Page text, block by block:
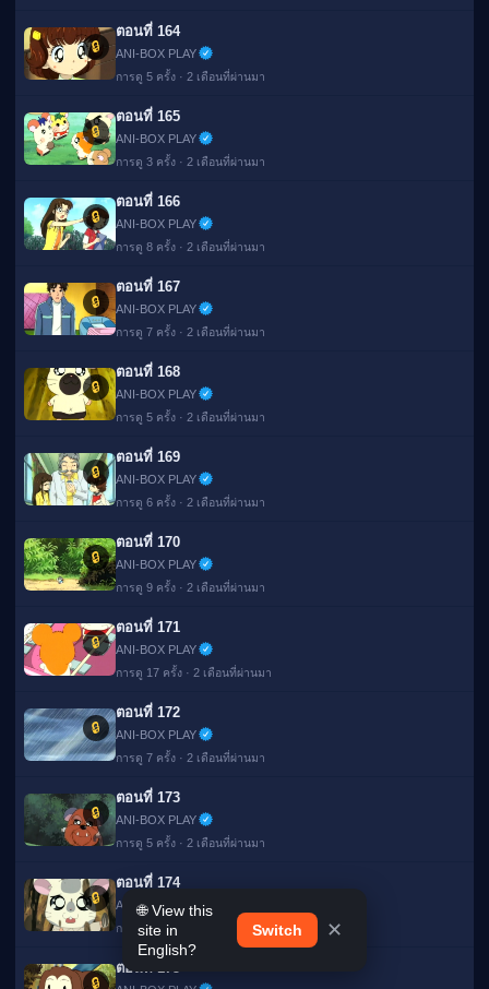
🔒
ตอนที่ 164
ANI-BOX PLAY
การดู 5 ครั้ง · 2 เดือนที่ผ่านมา
🔒
ตอนที่ 165
ANI-BOX PLAY
การดู 3 ครั้ง · 2 เดือนที่ผ่านมา
🔒
ตอนที่ 166
ANI-BOX PLAY
การดู 8 ครั้ง · 2 เดือนที่ผ่านมา
🔒
ตอนที่ 167
ANI-BOX PLAY
การดู 7 ครั้ง · 2 เดือนที่ผ่านมา
🔒
ตอนที่ 168
ANI-BOX PLAY
การดู 5 ครั้ง · 2 เดือนที่ผ่านมา
🔒
ตอนที่ 169
ANI-BOX PLAY
การดู 6 ครั้ง · 2 เดือนที่ผ่านมา
🔒
ตอนที่ 170
ANI-BOX PLAY
การดู 9 ครั้ง · 2 เดือนที่ผ่านมา
🔒
ตอนที่ 171
ANI-BOX PLAY
การดู 17 ครั้ง · 2 เดือนที่ผ่านมา
🔒
ตอนที่ 172
ANI-BOX PLAY
การดู 7 ครั้ง · 2 เดือนที่ผ่านมา
🔒
ตอนที่ 173
ANI-BOX PLAY
การดู 5 ครั้ง · 2 เดือนที่ผ่านมา
🔒
ตอนที่ 174
ANI-BOX PLAY
การดู 6 ครั้ง · 2 เดือนที่ผ่านมา
🔒
ตอนที่ 175
🌐 View this
site in
English?
Switch ✕